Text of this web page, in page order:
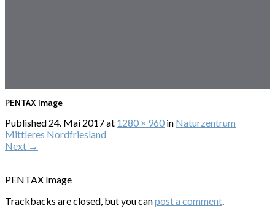
PENTAX Image
Published 24. Mai 2017at 1280 × 960 in Naturzentrum
Mittleres Nordfriesland
Next →
PENTAX Image
Trackbacks are closed, but you canpost a comment.